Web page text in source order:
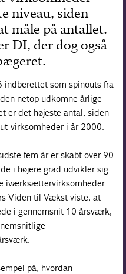
niveau, siden
måle på antallet.
DI, der dog også
indberettet som spinouts fra
netop udkomne årlige
er det højeste antal, siden
virksomheder i år 2000.
fem år er skabt over 90
i højere grad udvikler sig
iværksættervirksomheder.
Viden til Vækst viste, at
i gennemsnit 10 årsværk,
på, hvordan